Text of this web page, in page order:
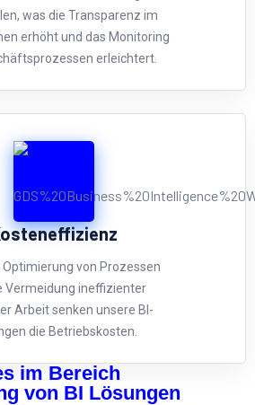
was die Transparenz im
erhöht und das Monitoring
erleichtert.
Optimierung von Prozessen
Vermeidung ineffizienter
Arbeit senken unsere BI-
die Betriebskosten.
im Bereich
von BI Lösungen